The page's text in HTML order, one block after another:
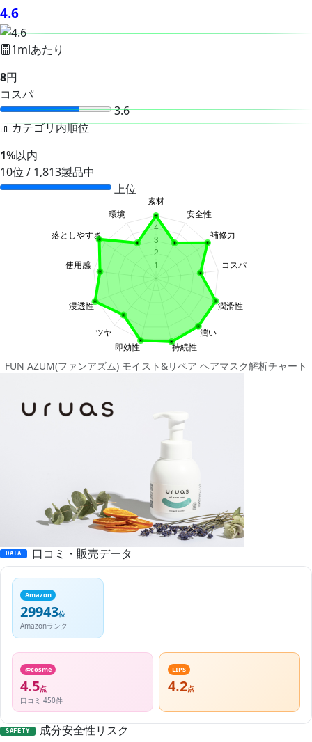
4.6
1mlあたり
8円
コスパ
3.6
カテゴリ内順位
1%以内
10位 / 1,813製品中
上位
FUN AZUM(ファンアズム) モイスト&リペア ヘアマスク解析チャート
DATA 口コミ・販売データ
Amazon
29943位
Amazonランク
@cosme
4.5点
口コミ 450件
LIPS
4.2点
SAFETY 成分安全性リスク